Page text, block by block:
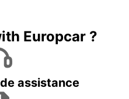
Europcar ?
assistance